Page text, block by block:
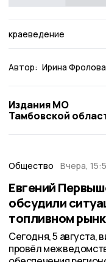
краеведение
Автор: Ирина Фролова
Издания МО
Тамбовской
Общество Вчера,
Евгений
обсудили
топливном
Сегодня, 5 августа,
провёл